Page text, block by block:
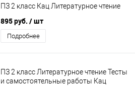
ПЗ 2 класс Кац Литературное чтение
895 руб. / шт
Подробнее
ПЗ 2 класс Литературное чтение Тесты
и самостоятельные работы Кац